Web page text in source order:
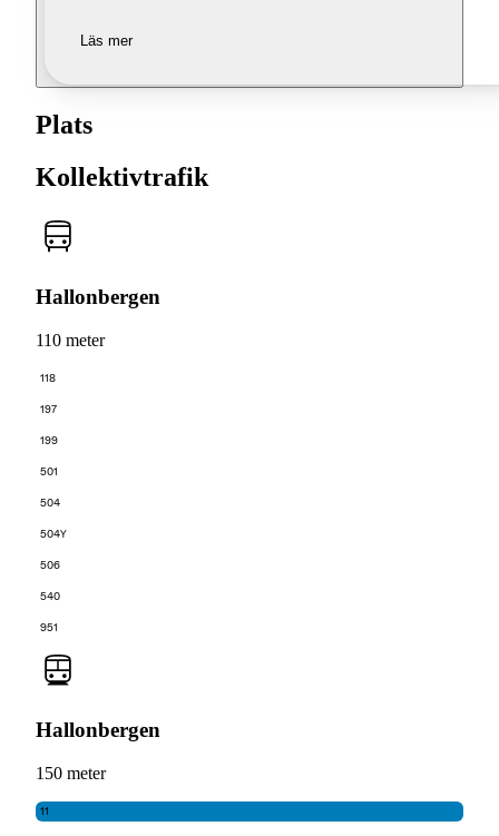
Läs mer
Plats
Kollektivtrafik
Hallonbergen
110 meter
118
197
199
501
504
504Y
506
540
951
Hallonbergen
150 meter
11